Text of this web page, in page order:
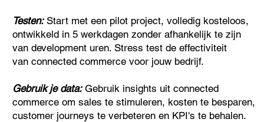
Testen:Start met een pilot project, volledig kosteloos,
ontwikkeld in 5 werkdagen zonder afhankelijk te zijn
van development uren. Stress test de effectiviteit
van connected commerce voor jouw bedrijf.
Gebruik je data:Gebruik insights uit connected
commerce om sales te stimuleren, kosten te besparen,
customer journeys te verbeteren en KPI's te behalen.